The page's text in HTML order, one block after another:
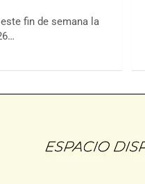
fin de semana la